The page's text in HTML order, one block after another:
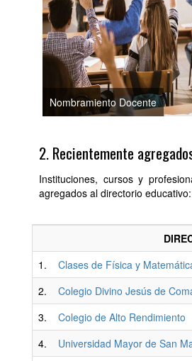
Nombramiento Docente
2. Recientemente
Instituciones, cursos y
agregados al directorio educativo:
1.
Clases de Física y
2.
Colegio Divino Jesús de
3.
Colegio de Alto Rendimiento
4.
Universidad Mayor de San